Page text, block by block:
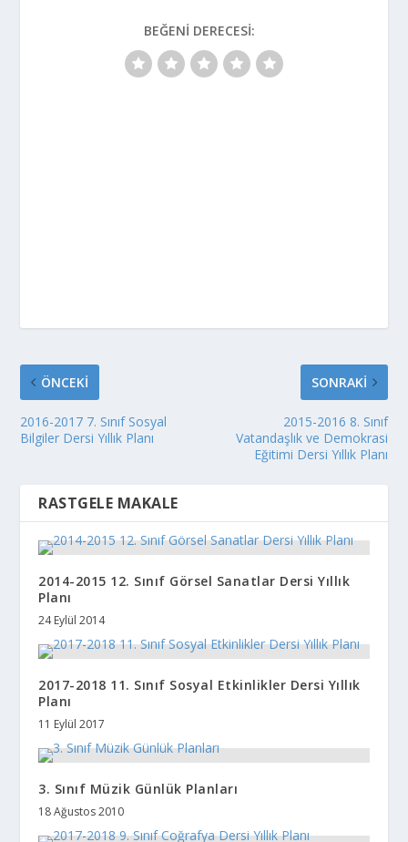
BEĞENI DERECESI:
ÖNCEKI
2016-2017 7. Sınıf Sosyal
Bilgiler Dersi Yıllık Planı
SONRAKI
2015-2016 8. Sınıf
Vatandaşlık ve Demokrasi
Eğitimi Dersi Yıllık Planı
RASTGELE MAKALE
2014-2015 12. Sınıf Görsel Sanatlar Dersi Yıllık
Planı
24 Eylül 2014
2017-2018 11. Sınıf Sosyal Etkinlikler Dersi Yıllık
Planı
11 Eylül 2017
3. Sınıf Müzik Günlük Planları
18 Ağustos 2010